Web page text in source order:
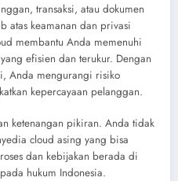
transaksi, atau dokumen
atas keamanan dan privasi
membantu Anda memenuhi
efisien dan terukur. Dengan
Anda mengurangi risiko
kepercayaan pelanggan.
ketenangan pikiran. Anda tidak
cloud asing yang bisa
dan kebijakan berada di
hukum Indonesia.